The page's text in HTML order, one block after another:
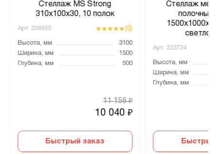
Стеллаж MS Strong
310х100х30, 10 полок
Арт. 226555 (6)
Высота, мм
3100
Ширина, мм
1500
Глубина, мм
500
10 040₽
11 156₽
Быстрый заказ
Стеллаж
полочный
светло-
Арт. 223724
Высота, мм
Ширина, мм
Глубина, мм
Быстрый